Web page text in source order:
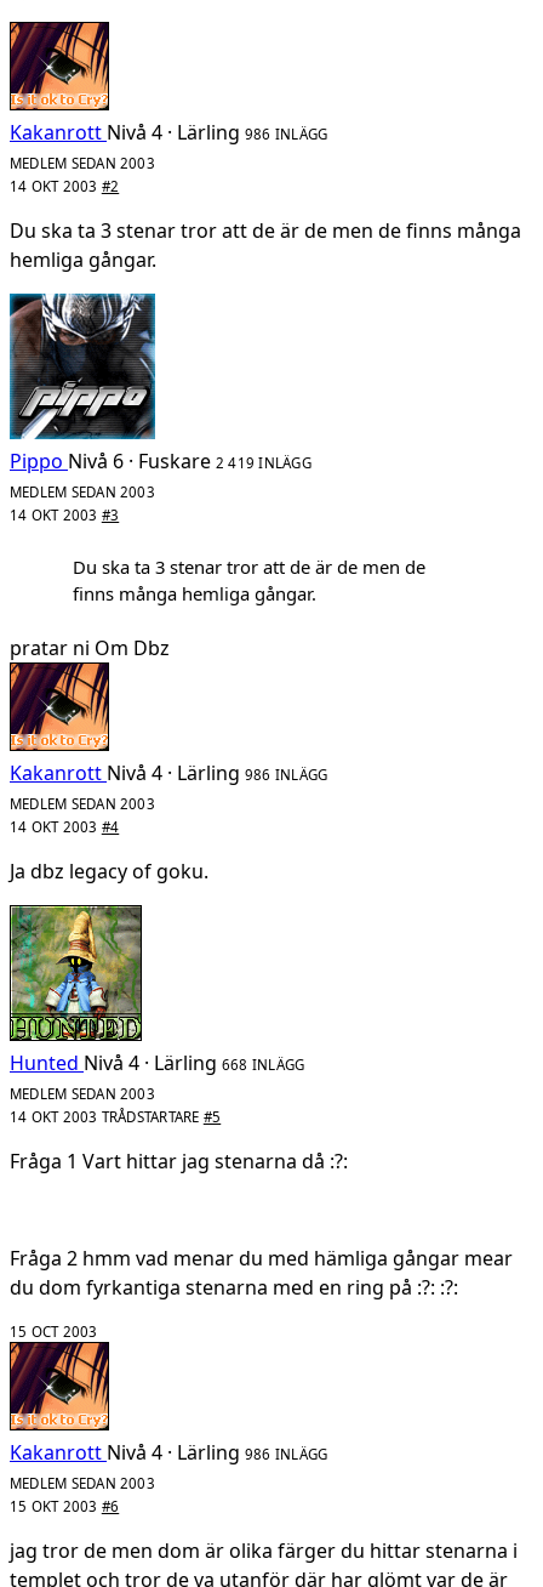
Kakanrott Nivå 4 · Lärling 986 INLÄGG
MEDLEM SEDAN 2003
14 OKT 2003 #2
Du ska ta 3 stenar tror att de är de men de finns många
hemliga gångar.
Pippo Nivå 6 · Fuskare 2 419 INLÄGG
MEDLEM SEDAN 2003
14 OKT 2003 #3
Du ska ta 3 stenar tror att de är de men de
finns många hemliga gångar.
pratar ni Om Dbz
Kakanrott Nivå 4 · Lärling 986 INLÄGG
MEDLEM SEDAN 2003
14 OKT 2003 #4
Ja dbz legacy of goku.
Hunted Nivå 4 · Lärling 668 INLÄGG
MEDLEM SEDAN 2003
14 OKT 2003 TRÅDSTARTARE #5
Fråga 1 Vart hittar jag stenarna då :?:
Fråga 2 hmm vad menar du med hämliga gångar mear
du dom fyrkantiga stenarna med en ring på :?: :?:
15 OCT 2003
Kakanrott Nivå 4 · Lärling 986 INLÄGG
MEDLEM SEDAN 2003
15 OKT 2003 #6
jag tror de men dom är olika färger du hittar stenarna i
templet och tror de va utanför där har glömt var de är